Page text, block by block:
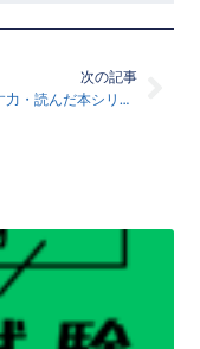
次の記事
人を動かす力・読んだ本シリーズ72